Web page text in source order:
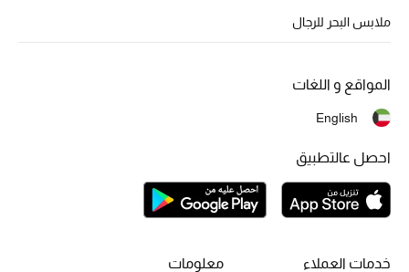
جميع الملابس النسائية
جميع الحقائب النسائية
جميع الإكسسورات النسائية
ملابس البحر للرجال
خدمات العملاء معلومات
المواقع و اللغات
English
احصل عالتطبيق